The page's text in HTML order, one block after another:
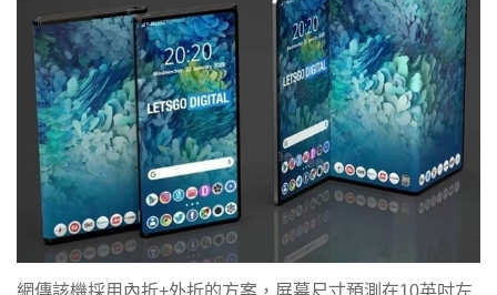
網傳該機採用內折+外折的方案，屏幕尺寸預測在10英吋左